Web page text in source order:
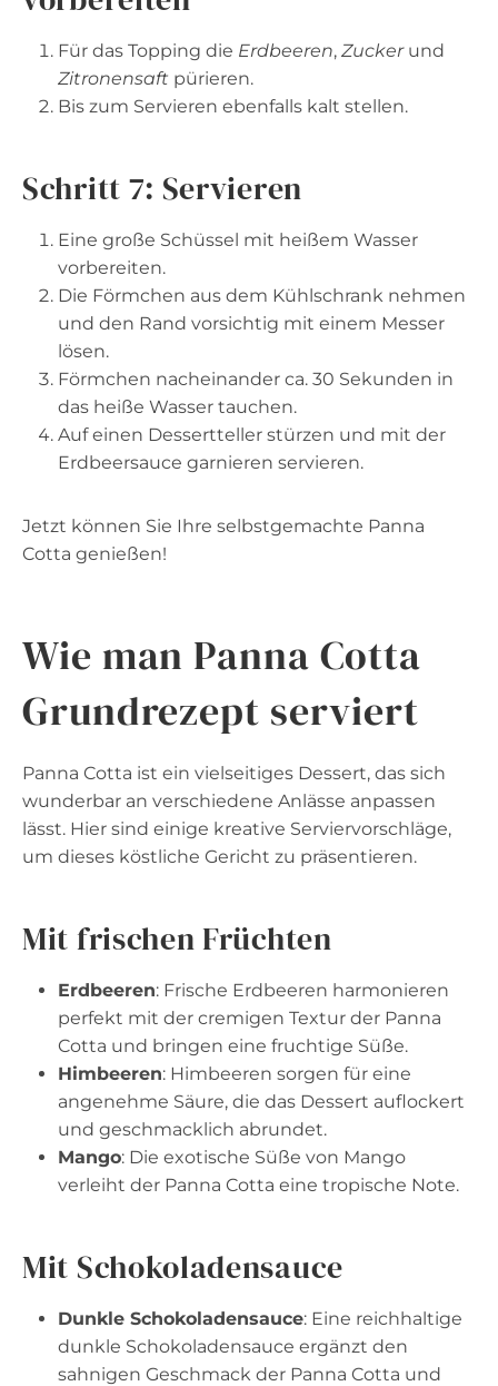
Für das Topping die Erdbeeren, Zuckerund
Zitronensaft pürieren.
Bis zum Servieren ebenfalls kalt stellen.
Schritt 7: Servieren
Eine große Schüssel mit heißem Wasser
vorbereiten.
Die Förmchen aus dem Kühlschrank nehmen
und den Rand vorsichtig mit einem Messer
lösen.
Förmchen nacheinander ca. 30 Sekunden in
das heiße Wasser tauchen.
Auf einen Dessertteller stürzen und mit der
Erdbeersauce garnieren servieren.
Jetzt können Sie Ihre selbstgemachte Panna
Cotta genießen!
Wie man Panna Cotta
Grundrezept serviert
Panna Cotta ist ein vielseitiges Dessert, das sich
wunderbar an verschiedene Anlässe anpassen
lässt. Hier sind einige kreative Serviervorschläge,
um dieses köstliche Gericht zu präsentieren.
Mit frischen Früchten
Erdbeeren: Frische Erdbeeren harmonieren
perfekt mit der cremigen Textur der Panna
Cotta und bringen eine fruchtige Süße.
Himbeeren: Himbeeren sorgen für eine
angenehme Säure, die das Dessert auflockert
und geschmacklich abrundet.
Mango: Die exotische Süße von Mango
verleiht der Panna Cotta eine tropische Note.
Mit Schokoladensauce
Dunkle Schokoladensauce: Eine reichhaltige
dunkle Schokoladensauce ergänzt den
sahnigen Geschmack der Panna Cotta und